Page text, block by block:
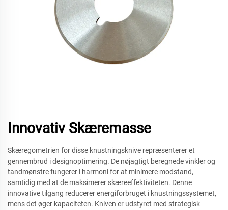
Innovativ Skæremasse
Skæregometrien for disse knustningsknive repræsenterer et
gennembrud i designoptimering. De nøjagtigt beregnede vinkler og
tandmønstre fungerer i harmoni for at minimere modstand,
samtidig med at de maksimerer skæreeffektiviteten. Denne
innovative tilgang reducerer energiforbruget i knustningssystemet,
mens det øger kapaciteten. Kniven er udstyret med strategisk